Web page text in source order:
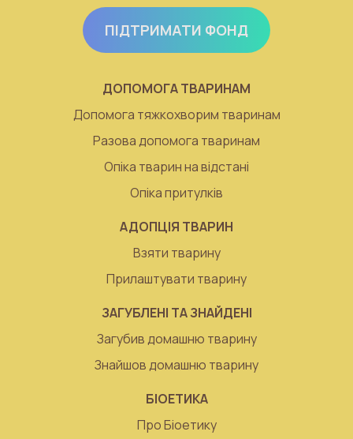
ПІДТРИМАТИ ФОНД
ДОПОМОГА ТВАРИНАМ
Допомога тяжкохворим тваринам
Разова допомога тваринам
Опіка тварин на відстані
Опіка притулків
АДОПЦІЯ ТВАРИН
Взяти тварину
Прилаштувати тварину
ЗАГУБЛЕНІ ТА ЗНАЙДЕНІ
Загубив домашню тварину
Знайшов домашню тварину
БІОЕТИКА
Про Біоетику